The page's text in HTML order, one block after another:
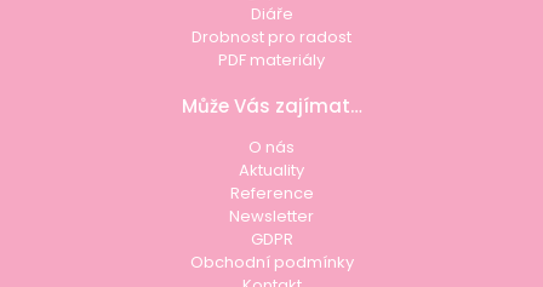
Diáře
Drobnost pro radost
PDF materiály
Může Vás zajímat…
O nás
Aktuality
Reference
Newsletter
GDPR
Obchodní podmínky